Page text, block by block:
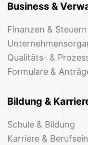
Business &
Finanzen & Steuern
Qualitäts- &
Formulare &
Bildung &
Schule & Bildung
Karriere &